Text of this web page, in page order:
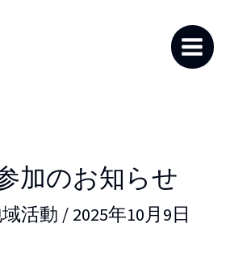
加のお知らせ
活動 / 2025年10月9日